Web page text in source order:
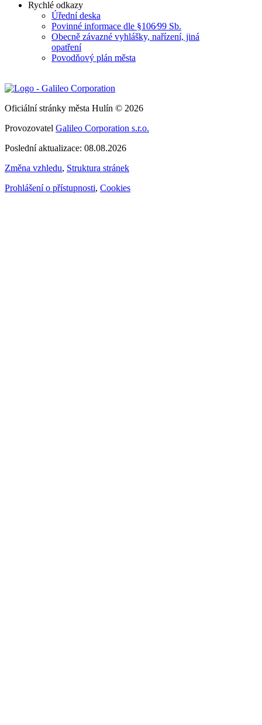
Rychlé odkazy
Úřední deska
Povinné informace dle §106⁄99 Sb.
Obecně závazné vyhlášky, nařízení, jiná
opatření
Povodňový plán města
Oficiální stránky města Hulín © 2026
Provozovatel Galileo Corporation s.r.o.
Poslední aktualizace: 08.08.2026
Změna vzhledu, Struktura stránek
Prohlášení o přístupnosti, Cookies